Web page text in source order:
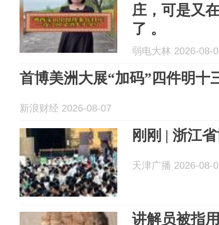
庄，可是又
了 。
弱电大林 2026-08-
首博美洲大展“加码”四件明十
新浪财经 2026-08-07
刚刚 | 浙江
天津广播 2026-08-
讲解员被指